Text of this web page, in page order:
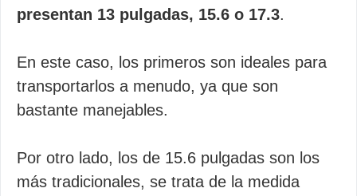
presentan 13 pulgadas, 15.6 o 17.3.
En este caso, los primeros son ideales para
transportarlos a menudo, ya que son
bastante manejables.
Por otro lado, los de 15.6 pulgadas son los
más tradicionales, se trata de la medida